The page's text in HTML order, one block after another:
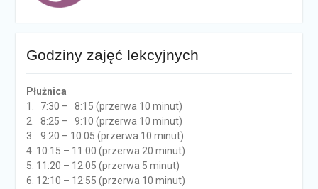
Godziny zajęć lekcyjnych
Płużnica
1. 7:30 – 8:15 (przerwa 10 minut)
2. 8:25 – 9:10 (przerwa 10 minut)
3. 9:20 – 10:05 (przerwa 10 minut)
4. 10:15 – 11:00 (przerwa 20 minut)
5. 11:20 – 12:05 (przerwa 5 minut)
6. 12:10 – 12:55 (przerwa 10 minut)